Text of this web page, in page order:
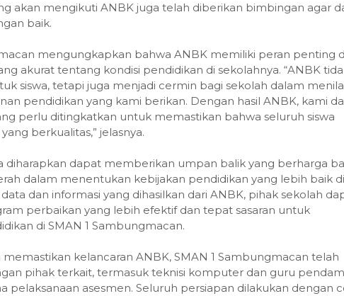
akan mengikuti ANBK juga telah diberikan bimbingan agar
baik.
mengungkapkan bahwa ANBK memiliki peran penting
akurat tentang kondisi pendidikan di sekolahnya. “ANBK
siswa, tetapi juga menjadi cermin bagi sekolah dalam
pendidikan yang kami berikan. Dengan hasil ANBK, kami
perlu ditingkatkan untuk memastikan bahwa seluruh siswa
berkualitas,” jelasnya.
diharapkan dapat memberikan umpan balik yang berharga
dalam menentukan kebijakan pendidikan yang lebih baik di
dan informasi yang dihasilkan dari ANBK, pihak sekolah
perbaikan yang lebih efektif dan tepat sasaran untuk
di SMAN 1 Sambungmacan.
kelancaran ANBK, SMAN 1 Sambungmacan telah
pihak terkait, termasuk teknisi komputer dan guru
pelaksanaan asesmen. Seluruh persiapan dilakukan dengan